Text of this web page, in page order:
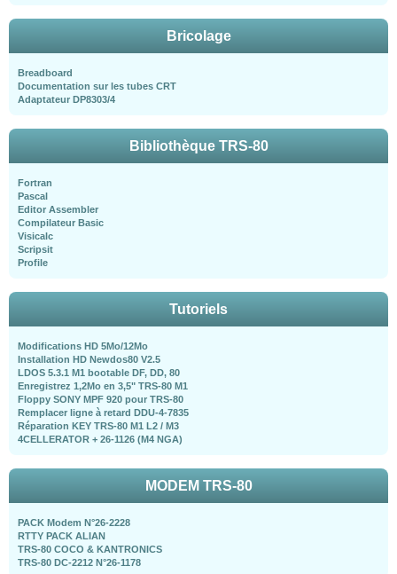
Bricolage
Breadboard
Documentation sur les tubes CRT
Adaptateur DP8303/4
Bibliothèque TRS-80
Fortran
Pascal
Editor Assembler
Compilateur Basic
Visicalc
Scripsit
Profile
Tutoriels
Modifications HD 5Mo/12Mo
Installation HD Newdos80 V2.5
LDOS 5.3.1 M1 bootable DF, DD, 80
Enregistrez 1,2Mo en 3,5" TRS-80 M1
Floppy SONY MPF 920 pour TRS-80
Remplacer ligne à retard DDU-4-7835
Réparation KEY TRS-80 M1 L2 / M3
4CELLERATOR + 26-1126 (M4 NGA)
MODEM TRS-80
PACK Modem N°26-2228
RTTY PACK ALIAN
TRS-80 COCO & KANTRONICS
TRS-80 DC-2212 N°26-1178